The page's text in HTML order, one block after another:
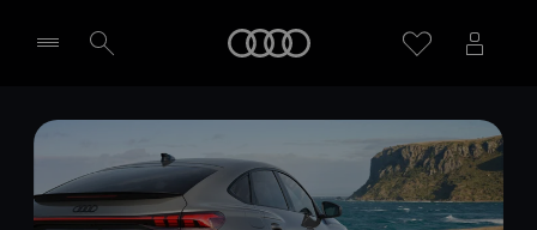
Händler wählen